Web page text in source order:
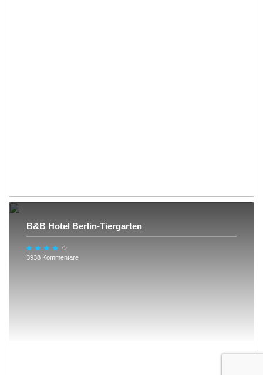
B&B Hotel Berlin-Tiergarten
3938 Kommentare